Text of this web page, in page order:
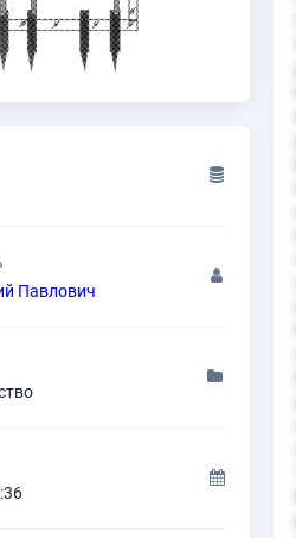
Павлович